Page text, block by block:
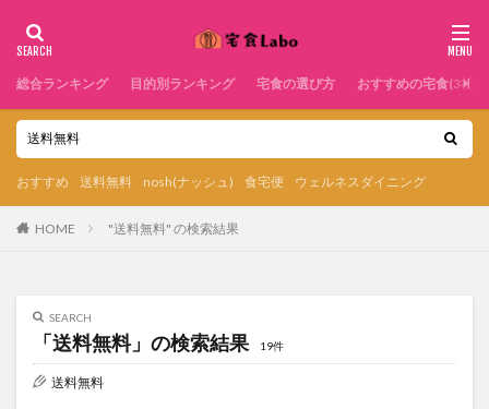
総合ランキング 目的別ランキング 宅食の選び方 おすすめの宅食(3社)
おすすめ 送料無料 nosh(ナッシュ) 食宅便 ウェルネスダイニング
HOME "送料無料" の検索結果
SEARCH
「送料無料」の検索結果 19件
送料無料